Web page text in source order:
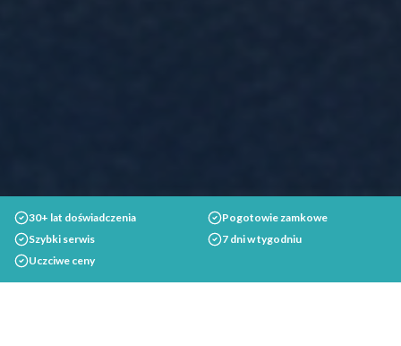
30+ lat doświadczenia
Pogotowie zamkowe
Szybki serwis
7 dni w tygodniu
Uczciwe ceny